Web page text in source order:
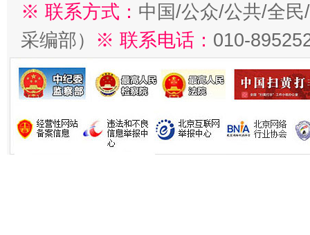
※ 联系方式： 中国/公众/公共/全
采编部） ※ 联系电话： 010-